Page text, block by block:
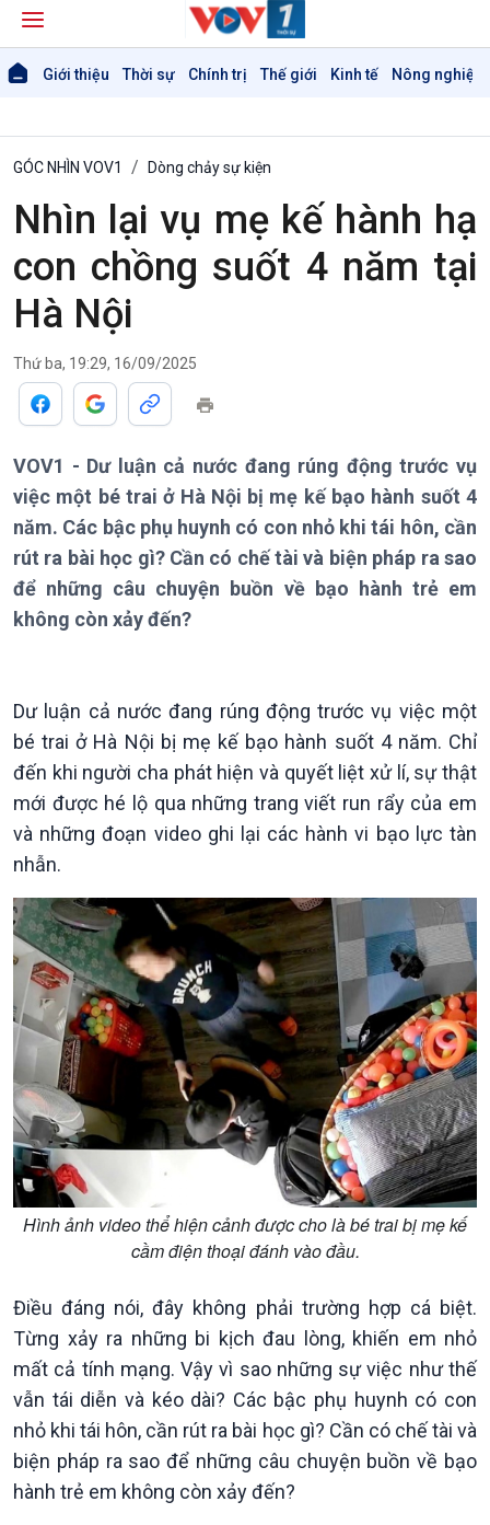
Giới thiệu Thời sự Chính trị Thế giới Kinh tế Nông nghiệp
Giới thiệu
Thời sự 18h
Thời sự 21h30
Bản tin
Chuyên mục
Theo dòng Thời sự
Chính trị
Tin Chính trị
Chính phủ với người dân
Quốc hội với cử tri
Xây dựng đảng
Đảng trong cuộc sống
Nhận diện sự thật
Pháp luật và đời sống
Thế giới
Tin thế giới
Vấn đề quốc tế
Hồ sơ sự kiện quốc tế
Thế giới & Việt Nam
bền
Kinh tế
Tin Kinh tế
Trước giờ mở cửa
Dòng chảy Kinh tế
Sức sống hàng Việt
thương mại
Nông nghiệp & Biển đảo
Tin Nông nghiệp & Biển
đảo
Mùa vàng
Biển đảo Việt Nam
Tâm tình biên giới và hải
Tìm hiểu biển, đảo Việt
Xã hội
Khoa học & Công nghệ
GÓC NHÌN VOV1 Dòng chảy sự kiện
Nhìn lại vụ mẹ kế hành hạ
con chồng suốt 4 năm tại
Hà Nội
Thứ ba, 19:29, 16/09/2025
VOV1 - Dư luận cả nước đang rúng động trước vụ
việc một bé trai ở Hà Nội bị mẹ kế bạo hành suốt 4
năm. Các bậc phụ huynh có con nhỏ khi tái hôn, cần
rút ra bài học gì? Cần có chế tài và biện pháp ra sao
để những câu chuyện buồn về bạo hành trẻ em
không còn xảy đến?
Dư luận cả nước đang rúng động trước vụ việc một
bé trai ở Hà Nội bị mẹ kế bạo hành suốt 4 năm. Chỉ
đến khi người cha phát hiện và quyết liệt xử lí, sự thật
mới được hé lộ qua những trang viết run rẩy của em
và những đoạn video ghi lại các hành vi bạo lực tàn
nhẫn.
Hình ảnh video thể hiện cảnh được cho là bé trai bị mẹ kế
cầm điện thoại đánh vào đầu.
Điều đáng nói, đây không phải trường hợp cá biệt.
Từng xảy ra những bi kịch đau lòng, khiến em nhỏ
mất cả tính mạng. Vậy vì sao những sự việc như thế
vẫn tái diễn và kéo dài? Các bậc phụ huynh có con
nhỏ khi tái hôn, cần rút ra bài học gì? Cần có chế tài và
biện pháp ra sao để những câu chuyện buồn về bạo
hành trẻ em không còn xảy đến?